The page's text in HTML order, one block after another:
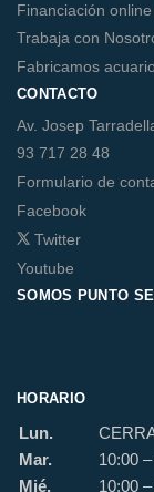
Financiación
Trabaja con
Fabricamos
CONTACTO
Av. Josep
93 717 28 48
Formulario de
Facebook
Twitter
Youtube
SOMOS PUNTO
HORARIO
Lun.
Mar.
10:00
Mié.
10:00